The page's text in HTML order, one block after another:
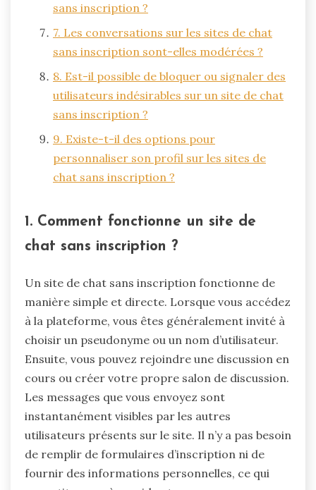
sans inscription ?
7. Les conversations sur les sites de chat
sans inscription sont-elles modérées ?
8. Est-il possible de bloquer ou signaler des
utilisateurs indésirables sur un site de chat
sans inscription ?
9. Existe-t-il des options pour
personnaliser son profil sur les sites de
chat sans inscription ?
1. Comment fonctionne un site de
chat sans inscription ?
Un site de chat sans inscription fonctionne de
manière simple et directe. Lorsque vous accédez
à la plateforme, vous êtes généralement invité à
choisir un pseudonyme ou un nom d’utilisateur.
Ensuite, vous pouvez rejoindre une discussion en
cours ou créer votre propre salon de discussion.
Les messages que vous envoyez sont
instantanément visibles par les autres
utilisateurs présents sur le site. Il n’y a pas besoin
de remplir de formulaires d’inscription ni de
fournir des informations personnelles, ce qui